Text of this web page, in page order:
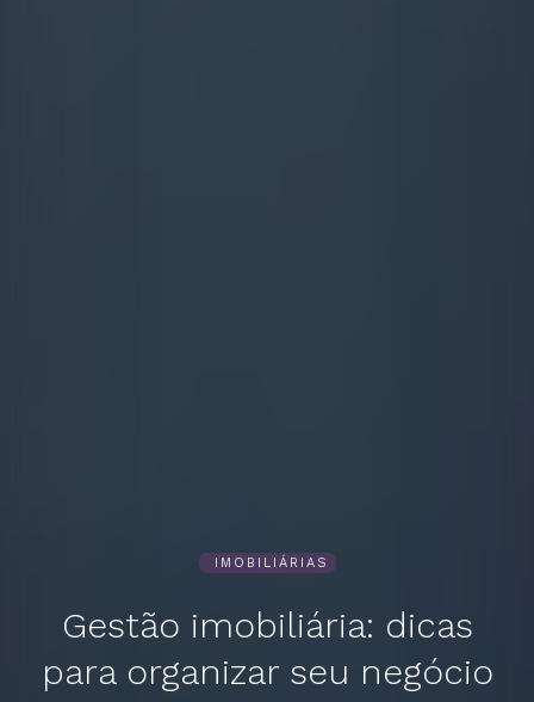
IMOBILIÁRIAS
Gestão imobiliária: dicas
para organizar seu negócio